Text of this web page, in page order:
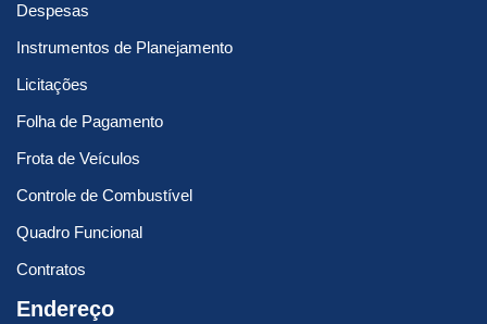
Despesas
Instrumentos de Planejamento
Licitações
Folha de Pagamento
Frota de Veículos
Controle de Combustível
Quadro Funcional
Contratos
Endereço